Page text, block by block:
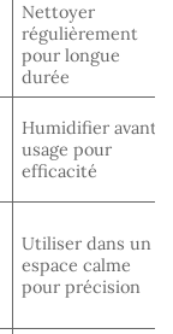
Nettoyer
régulièrement
pour longue
durée
Humidifier avant
usage pour
efficacité
Utiliser dans un
espace calme
pour précision